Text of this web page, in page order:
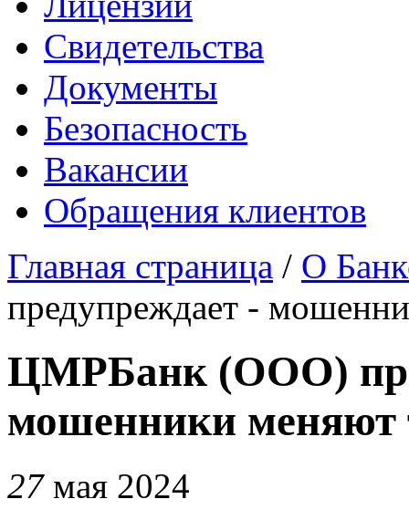
Свидетельства
Документы
Безопасность
Вакансии
Обращения клиентов
Главная страница / О
предупреждает -
ЦМРБанк (ООО)
мошенники меняют
27мая 2024